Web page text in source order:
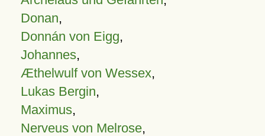
Donan,
Donnán von Eigg,
Johannes,
Æthelwulf von Wessex,
Lukas Bergin,
Maximus,
Nerveus von Melrose,